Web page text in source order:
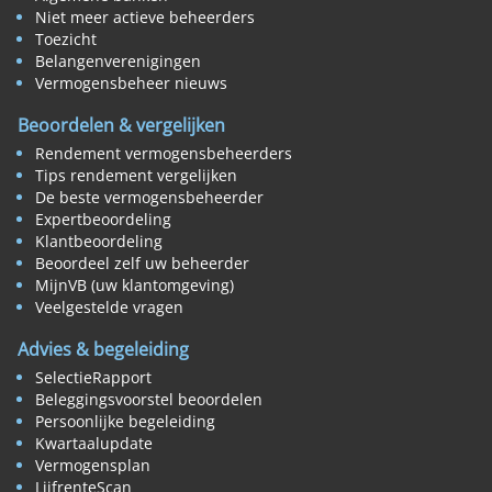
Niet meer actieve beheerders
Toezicht
Belangenverenigingen
Vermogensbeheer nieuws
Beoordelen & vergelijken
Rendement vermogensbeheerders
Tips rendement vergelijken
De beste vermogensbeheerder
Expertbeoordeling
Klantbeoordeling
Beoordeel zelf uw beheerder
MijnVB (uw klantomgeving)
Veelgestelde vragen
Advies & begeleiding
SelectieRapport
Beleggingsvoorstel beoordelen
Persoonlijke begeleiding
Kwartaalupdate
Vermogensplan
LijfrenteScan